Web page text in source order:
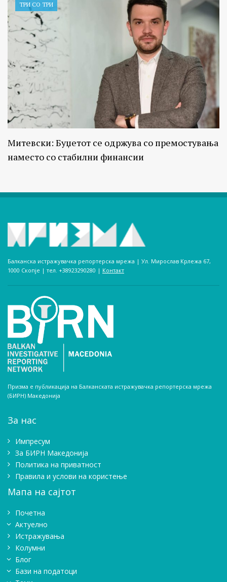
ТРИ СО ТРИ
Митевски: Буџетот се одржува со премостувања
наместо со стабилни финансии
Балканска истражувачка репортерска мрежа | Ул. Мирослав Крлежа 67,
1000 Скопје | тел. +38923290280­ | Контакт
Призма е публикација на Балканската истражувачка репортерска мрежа
(БИРН) Македонија
За нас
Импресум
Зa БИРН Македонија
Политика на приватност
Правила и услови на користење
Мапа на сајтот
Почетна
Актуелно
Истражувањa
Колумни
Блог
Бази на податоци